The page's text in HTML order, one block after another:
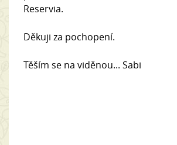
Reservia.
Děkuji za pochopení.
Těším se na viděnou... Sabi